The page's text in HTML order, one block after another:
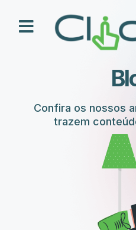
Confira os nossos
trazem